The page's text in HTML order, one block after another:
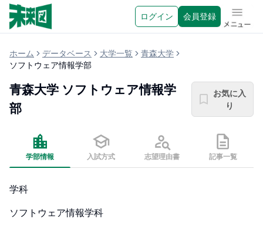
ログイン 会員登録 メニュ
ホーム データベース 大学一覧
青森大学
ソフトウェア情報学部
青森大学 ソフトウェア情報学
部
お気に入
り
学部情報 入試方式 志望理由書 記事一覧
学科
ソフトウェア情報学科